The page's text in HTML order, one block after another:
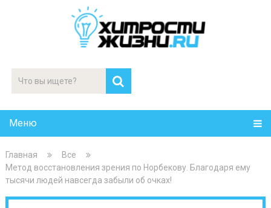
Меню
Главная
Все
Метод восстановления зрения по Норбекову. Благодаря ему
тысячи людей навсегда забыли об очках!